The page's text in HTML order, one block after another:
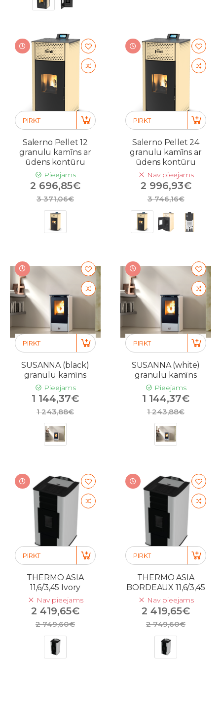
PIRKT
Salerno Pellet 12
granulu kamīns ar
ūdens kontūru
Pieejams
2 696,85€
3 371,06€
PIRKT
Salerno Pellet 24
granulu kamīns ar
ūdens kontūru
Nav pieejams
2 996,93€
3 746,16€
PIRKT
SUSANNA (black)
granulu kamīns
Pieejams
1 144,37€
1 243,88€
PIRKT
SUSANNA (white)
granulu kamīns
Pieejams
1 144,37€
1 243,88€
PIRKT
THERMO ASIA
11,6/3,45 Ivory
Nav pieejams
2 419,65€
2 749,60€
PIRKT
THERMO ASIA
BORDEAUX 11,6/3,45
Nav pieejams
2 419,65€
2 749,60€